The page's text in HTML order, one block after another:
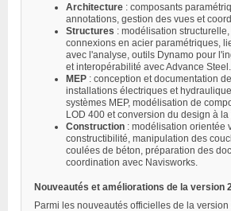
Architecture : composants
annotations, gestion des vues et
Structures : modélisation
connexions en acier paramétriques,
avec l'analyse, outils Dynamo pour
et interopérabilité avec Advance Steel.
MEP : conception et documentation
installations électriques et
systèmes MEP, modélisation de
LOD 400 et conversion du design à
Construction : modélisation orientée
constructibilité, manipulation des
coulées de béton, préparation des
coordination avec Navisworks.
Nouveautés et améliorations de la version
Parmi les nouveautés officielles de la